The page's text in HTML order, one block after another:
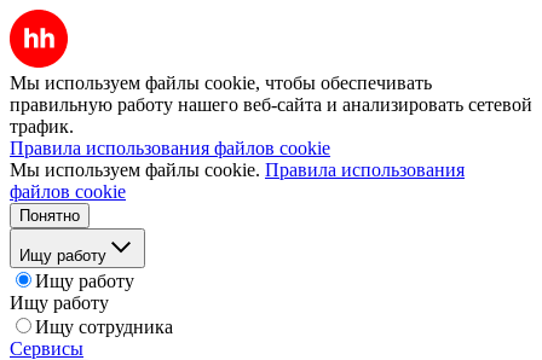
Мы используем файлы cookie, чтобы обеспечивать
правильную работу нашего веб-сайта и анализировать сетевой
трафик.
Правила использования файлов cookie
Мы используем файлы cookie. Правила использования
файлов cookie
Понятно
Ищу работу
Ищу работу
Ищу работу
Ищу сотрудника
Сервисы